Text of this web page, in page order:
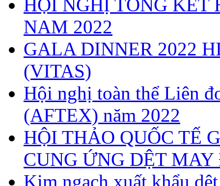
HỘI NGHỊ TỔNG KẾT
NAM 2022
GALA DINNER 2022
(VITAS)
Hội nghị toàn thể Liên
(AFTEX) năm 2022
HỘI THẢO QUỐC TẾ
CUNG ỨNG DỆT
Kim ngạch xuất khẩu